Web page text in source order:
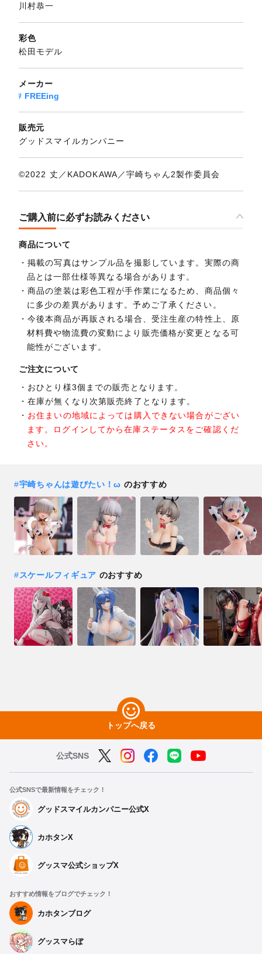
川村恭一
彩色
松田モデル
メーカー
FREEing
販売元
グッドスマイルカンパニー
©2022 丈／KADOKAWA／宇崎ちゃん2製作委員会
ご購入前に必ずお読みください
商品について
掲載の写真はサンプル品を撮影しています。実際の商
品とは一部仕様等異なる場合があります。
商品の塗装は彩色工程が手作業になるため、商品個々
に多少の差異があります。予めご了承ください。
今後本商品が再販される場合、受注生産の特性上、原
材料費や物流費の変動により販売価格が変更となる可
能性がございます。
ご注文について
おひとり様3個までの販売となります。
在庫が無くなり次第販売終了となります。
お住まいの地域によっては購入できない場合がござい
ます。ログインしてから在庫ステータスをご確認くだ
さい。
#宇崎ちゃんは遊びたい！ω のおすすめ
#スケールフィギュア のおすすめ
トップへ戻る
公式SNS
公式SNSで最新情報をチェック！
グッドスマイルカンパニー公式X
カホタンX
グッスマ公式ショップX
おすすめ情報をブログでチェック！
カホタンブログ
グッスマらぼ